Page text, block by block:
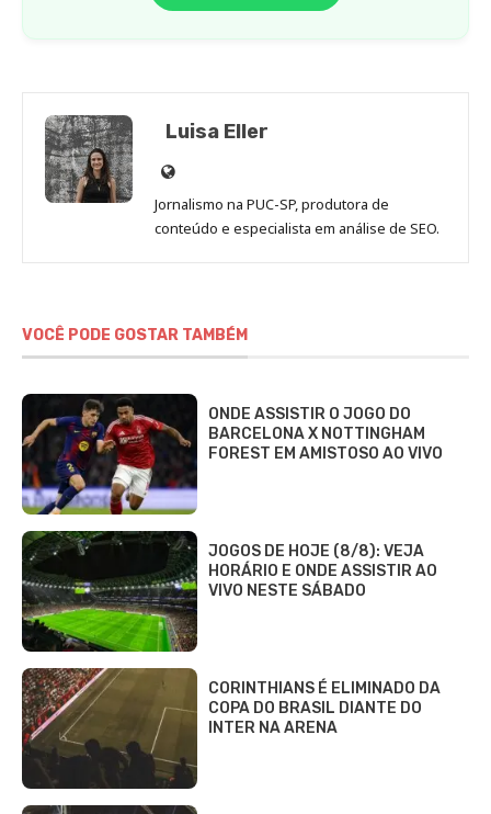
Luisa Eller
Site
de
Luisa
Jornalismo na PUC-SP, produtora de
conteúdo e especialista em análise de SEO.
VOCÊ PODE GOSTAR TAMBÉM
ONDE ASSISTIR O JOGO DO
BARCELONA X NOTTINGHAM
FOREST EM AMISTOSO AO VIVO
JOGOS DE HOJE (8/8): VEJA
HORÁRIO E ONDE ASSISTIR AO
VIVO NESTE SÁBADO
CORINTHIANS É ELIMINADO DA
COPA DO BRASIL DIANTE DO
INTER NA ARENA